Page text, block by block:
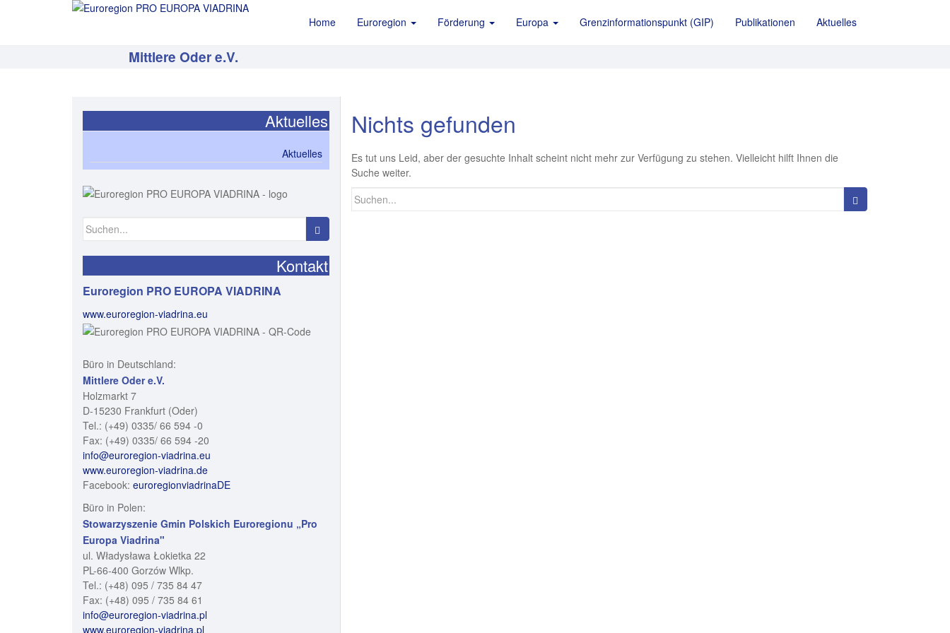
Home Euroregion Förderung Europa Grenzinformationspunkt (GIP) Publikationen Aktuelles
Mittlere Oder e.V.
Nichts gefunden
Es tut uns Leid, aber der gesuchte Inhalt scheint nicht mehr zur Verfügung zu stehen. Vielleicht hilft Ihnen die
Suche weiter.
Suchen
Aktuelles
Aktuelles
Suchen
Kontakt
Euroregion PRO EUROPA VIADRINA
www.euroregion-viadrina.eu
Büro in Deutschland:
Mittlere Oder e.V.
Holzmarkt 7
D-15230 Frankfurt (Oder)
Tel.: (+49) 0335/ 66 594 -0
Fax: (+49) 0335/ 66 594 -20
info@euroregion-viadrina.eu
www.euroregion-viadrina.de
Facebook: euroregionviadrinaDE
Büro in Polen:
Stowarzyszenie Gmin Polskich Euroregionu „Pro
Europa Viadrina"
ul. Władysława Łokietka 22
PL-66-400 Gorzów Wlkp.
Tel.: (+48) 095 / 735 84 47
Fax: (+48) 095 / 735 84 61
info@euroregion-viadrina.pl
www.euroregion-viadrina.pl